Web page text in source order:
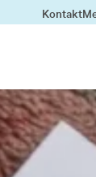
Kontakt